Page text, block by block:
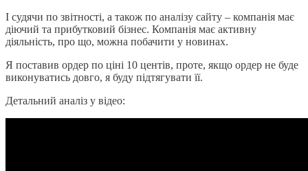
І судячи по звітності, а також по аналізу сайту – компанія має
діючий та прибутковий бізнес. Компанія має активну
діяльність, про що, можна побачити у новинах.
Я поставив ордер по ціні 10 центів, проте, якщо ордер не буде
виконуватись довго, я буду підтягувати її.
Детальний аналіз у відео: